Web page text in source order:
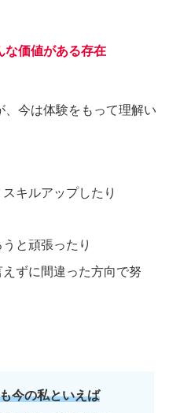
な価値がある存在
今は体験をもって理解い
キルアップしたり
と頑張ったり
ずに間違った方向で努
今の私といえば